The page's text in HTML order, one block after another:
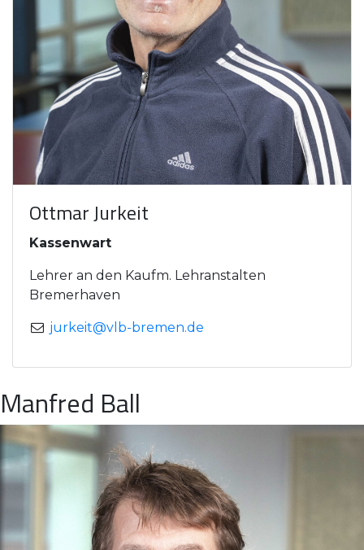
Ottmar Jurkeit
Kassenwart
Lehrer an den Kaufm. Lehranstalten
Bremerhaven
jurkeit@vlb-bremen.de
Manfred Ball